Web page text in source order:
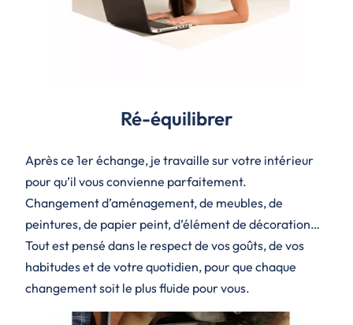
Ré-équilibrer
Après ce 1er échange, je travaille sur votre intérieur
pour qu’il vous convienne parfaitement.
Changement d’aménagement, de meubles, de
peintures, de papier peint, d’élément de décoration…
Tout est pensé dans le respect de vos goûts, de vos
habitudes et de votre quotidien, pour que chaque
changement soit le plus fluide pour vous.